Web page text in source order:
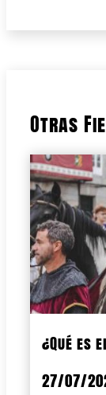
Otras
¿Qué es
27/07/